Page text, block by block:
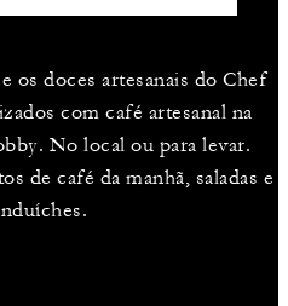
os doces artesanais do Chef
com café artesanal na
No local ou para levar.
de café da manhã, saladas e